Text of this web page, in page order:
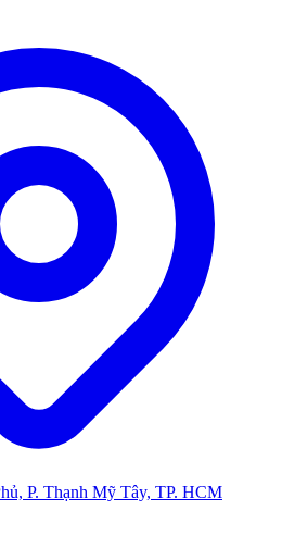
P. Thạnh Mỹ Tây, TP. HCM